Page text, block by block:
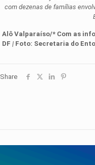
com dezenas de famílias
Alô Valparaíso/* Com as
DF | Foto: Secretaria do
Share